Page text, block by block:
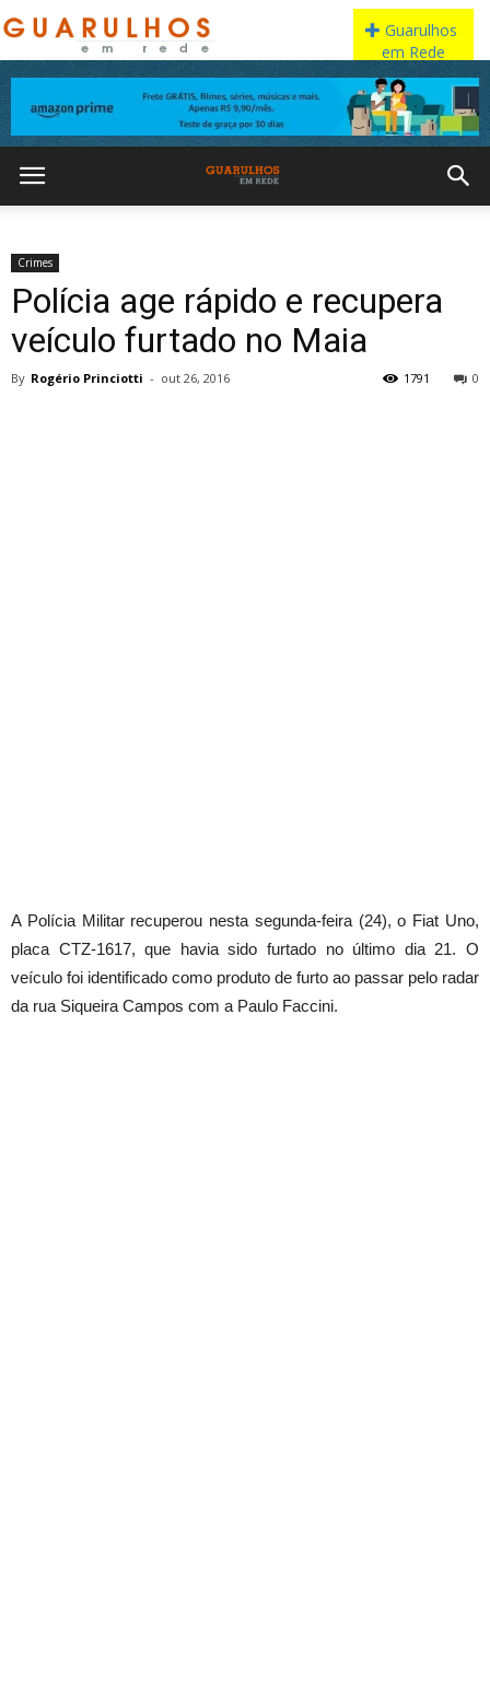
Crimes
Polícia age rápido e recupera
veículo furtado no Maia
By Rogério Princiotti - out 26, 2016 0
1791
A Polícia Militar recuperou nesta segunda-feira (24), o Fiat Uno,
placa CTZ-1617, que havia sido furtado no último dia 21. O
veículo foi identificado como produto de furto ao passar pelo radar
da rua Siqueira Campos com a Paulo Faccini.